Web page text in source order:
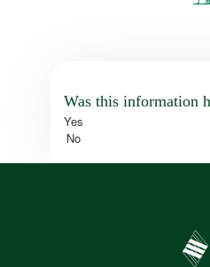
Was this information
Yes
No